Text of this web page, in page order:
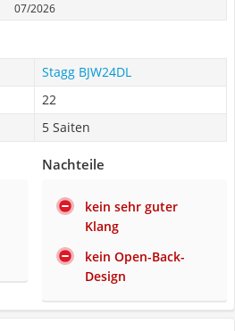
07/2026
Stagg BJW24DL
22
5 Saiten
Nachteile
kein sehr guter
Klang
kein Open-Back-
Design